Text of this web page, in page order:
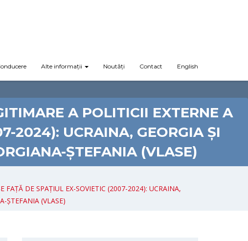
Alte informații Noutăți Contact English
A POLITICII EXTERNE A
2024): UCRAINA, GEORGIA ȘI
ȘTEFANIA (VLASE)
FAȚĂ DE SPAȚIUL EX-SOVIETIC (2007-2024): UCRAINA,
ȘTEFANIA (VLASE)